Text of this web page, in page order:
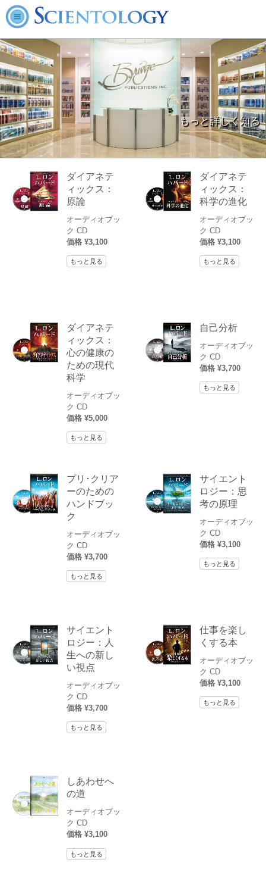
もっと詳しく知る
ダイアネテ
ィックス：
原論
オーディオブッ
ク CD
価格 ¥3,100
もっと見る
ダイアネテ
ィックス：
科学の進化
オーディオブッ
ク CD
価格 ¥3,100
もっと見る
ダイアネテ
ィックス：
心の健康の
ための現代
科学
オーディオブッ
ク CD
価格 ¥5,000
もっと見る
自己分析
オーディオブッ
ク CD
価格 ¥3,700
もっと見る
プリ･クリア
ーのための
ハンドブッ
ク
オーディオブッ
ク CD
価格 ¥3,700
もっと見る
サイエント
ロジー：思
考の原理
オーディオブッ
ク CD
価格 ¥3,100
もっと見る
サイエント
ロジー：人
生への新し
い視点
オーディオブッ
ク CD
価格 ¥3,700
もっと見る
仕事を楽し
くする本
オーディオブッ
ク CD
価格 ¥3,100
もっと見る
しあわせへ
の道
オーディオブッ
ク CD
価格 ¥3,100
もっと見る